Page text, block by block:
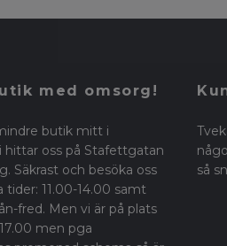
med omsorg!
butik mitt i
hittar oss på Stafettgatan
Säkrast och besöka oss
tider: 11.00-14.00 samt
fred. Men vi är på plats
men pga
så